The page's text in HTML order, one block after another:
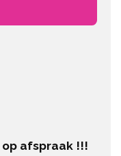
afspraak !!!